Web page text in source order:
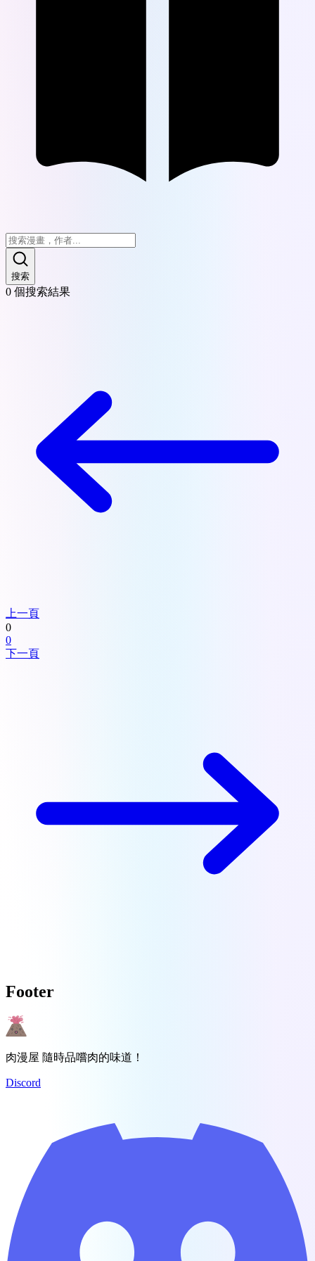
搜索
0 個搜索結果
上一頁
0
0
下一頁
Footer
肉漫屋 隨時品嚐肉的味道！
Discord